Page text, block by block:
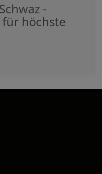
-
höchste